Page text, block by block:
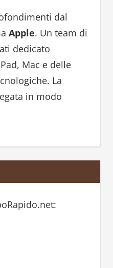
dal
Apple. Un team di
dedicato
Mac e delle
La
in modo